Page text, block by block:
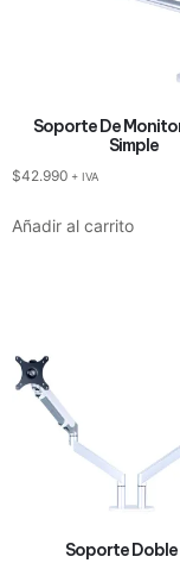
Soporte De
Simple
$42.990 + IVA
Añadir al carrito
Soporte Doble